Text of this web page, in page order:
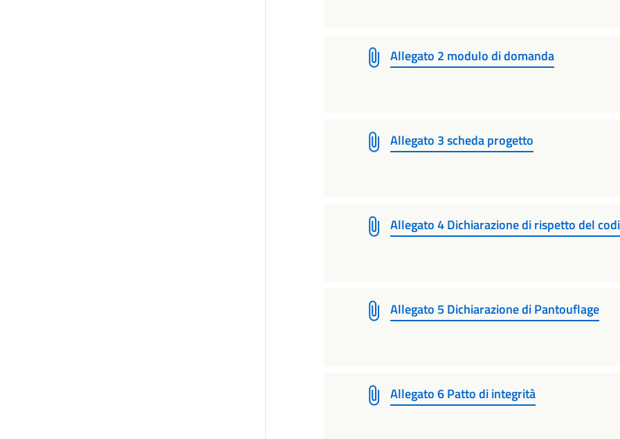
Allegato 2 modulo di domanda
Allegato 3 scheda progetto
Allegato 4 Dichiarazione di rispetto del
Allegato 5 Dichiarazione di Pantouflage
Allegato 6 Patto di integrità